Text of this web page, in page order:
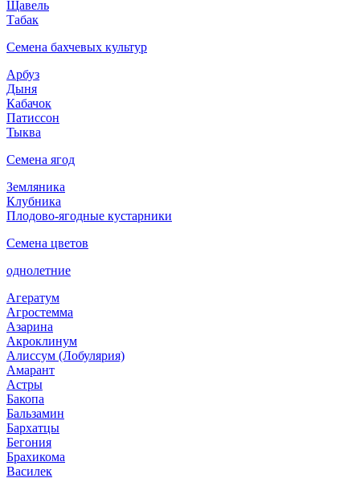
Щавель
Табак
Семена бахчевых культур
Арбуз
Дыня
Кабачок
Патиссон
Тыква
Семена ягод
Земляника
Клубника
Плодово-ягодные кустарники
Семена цветов
однолетние
Агератум
Агростемма
Азарина
Акроклинум
Алиссум (Лобулярия)
Амарант
Астры
Бакопа
Бальзамин
Бархатцы
Бегония
Брахикома
Василек